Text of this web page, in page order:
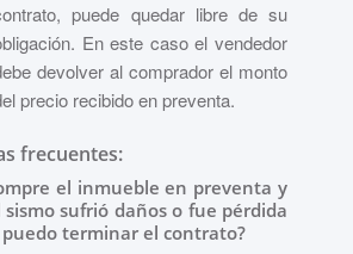
puede quedar libre de su
En este caso el vendedor
devolver al comprador el monto
precio recibido en preventa.
frecuentes:
el inmueble en preventa y
sismo sufrió daños o fue pérdida
terminar el contrato?